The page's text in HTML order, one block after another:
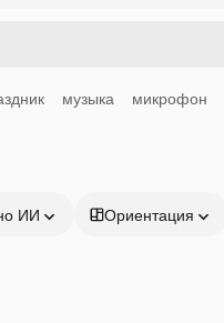
музыка микрофон
ИИ Ориентация